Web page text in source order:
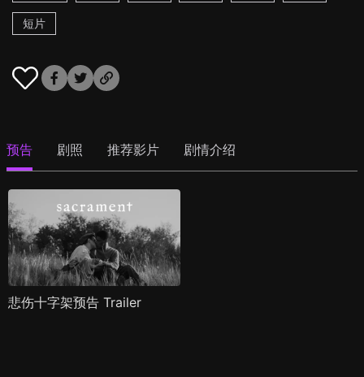
短片
预告 剧照 推荐影片 剧情介绍
悲伤十字架预告 Trailer